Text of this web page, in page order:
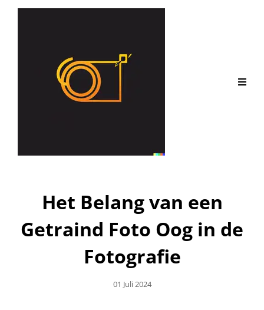
Het Belang van een
Getraind Foto Oog in de
Fotografie
Geplaatst
01 Juli 2024